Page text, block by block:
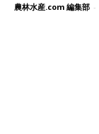
農林水産.com 編集部 -